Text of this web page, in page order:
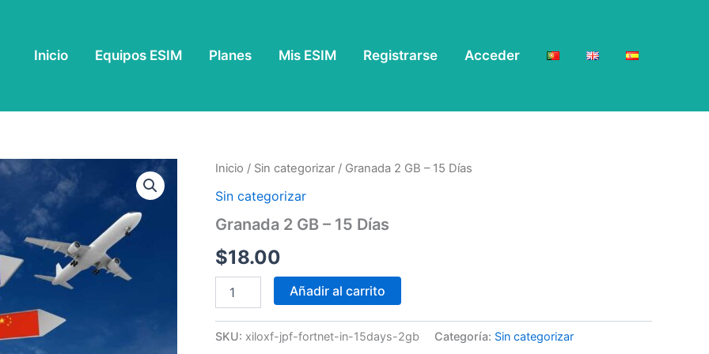
Inicio Equipos ESIM Planes Mis ESIM Registrarse Acceder
Inicio / Sin categorizar / Granada 2 GB – 15 Días
Sin categorizar
Granada 2 GB – 15 Días
$18.00
Granada
GB
15
cantidad
Añadir al carrito
SKU: xiloxf-jpf-fortnet-in-15days-2gb Categoría: Sin categorizar